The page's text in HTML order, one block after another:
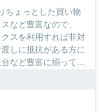
ちょっとした買い物
など豊富なので、
スを利用すれば非対
しに抵抗がある方に
など豊富に揃ってお
付き物件です。お部
大国町付近でのお部